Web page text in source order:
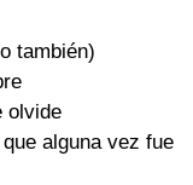
también)
olvide
alguna vez fue